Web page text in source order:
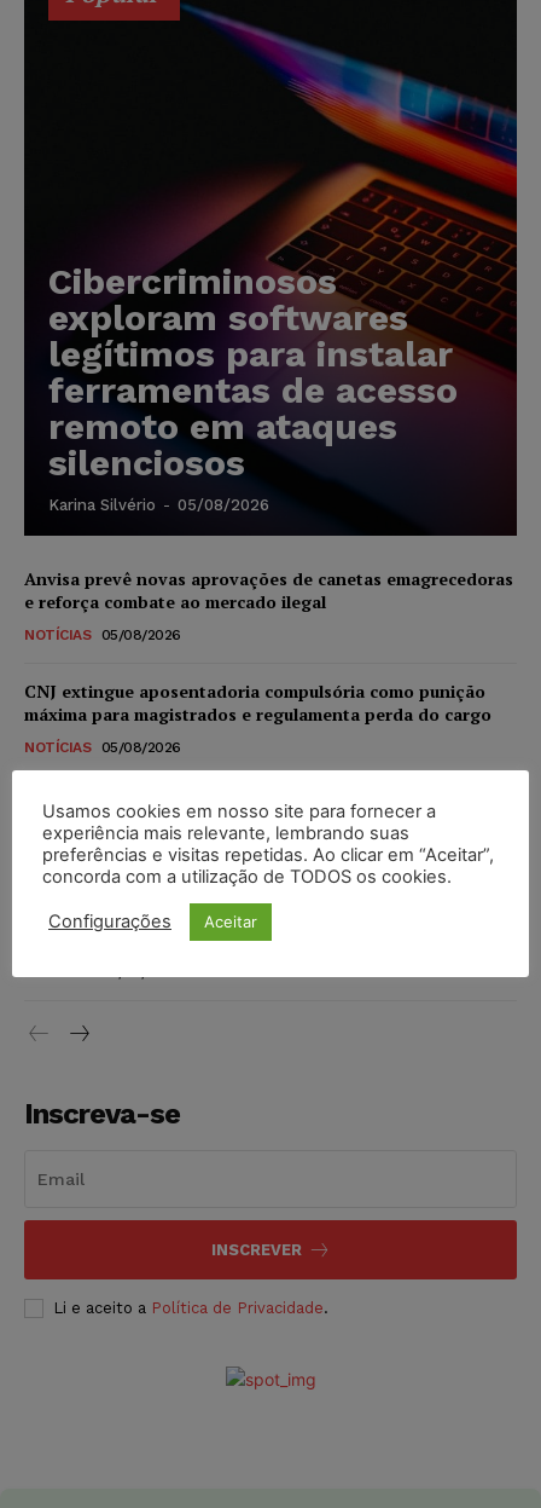
Cibercriminosos
exploram softwares
legítimos para instalar
ferramentas de acesso
remoto em ataques
silenciosos
Karina Silvério - 05/08/2026
Anvisa prevê novas aprovações de canetas emagrecedoras
e reforça combate ao mercado ilegal
NOTÍCIAS 05/08/2026
CNJ extingue aposentadoria compulsória como punição
máxima para magistrados e regulamenta perda do cargo
NOTÍCIAS 05/08/2026
Justiça de SP rejeita ação da família de Alexandre de
Moraes contra senador Alessandro Vieira
NOTÍCIAS 05/08/2026
Conselho Nacional de Justiça determina afastamento da
juíza Gabriela Hardt por dois anos
Inscreva-se
INSCREVER
Li e aceito a Política de Privacidade.
Usamos cookies em nosso site para fornecer a
experiência mais relevante, lembrando suas
preferências e visitas repetidas. Ao clicar em “Aceitar”,
concorda com a utilização de TODOS os cookies.
Configurações Aceitar